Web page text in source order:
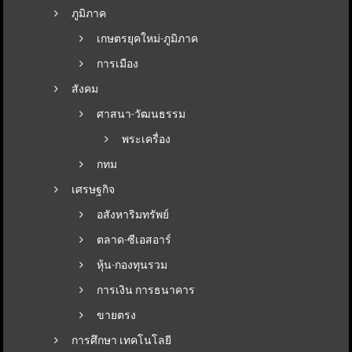
ภูมิภาค
เกษตรยุคใหม่-ภูมิภาค
การเมือง
สังคม
ศาสนา-วัฒนธรรม
พระเครื่อง
กทม
เศรษฐกิจ
อสังหาริมทรัพย์
ตลาด-ซีเอสอาร์
หุ้น-กองทุนรวม
การเงิน การธนาคาร
ขายตรง
การศึกษา เทคโนโลยี